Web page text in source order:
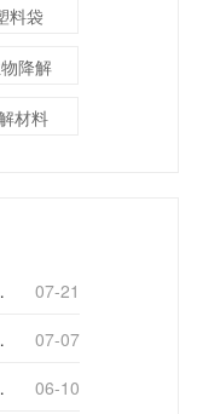
料袋
降解
材料
包装材料
07-21
同？
07-07
吗？
06-10